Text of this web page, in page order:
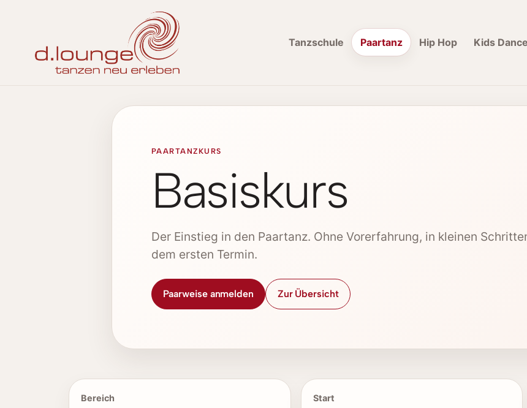
Tanzschule Paartanz Hip Hop Kids Dance
PAARTANZKURS
Basiskurs
Der Einstieg in den Paartanz. Ohne Vorerfahrung, in kleinen
dem ersten Termin.
Paarweise anmelden Zur Übersicht
Bereich Start